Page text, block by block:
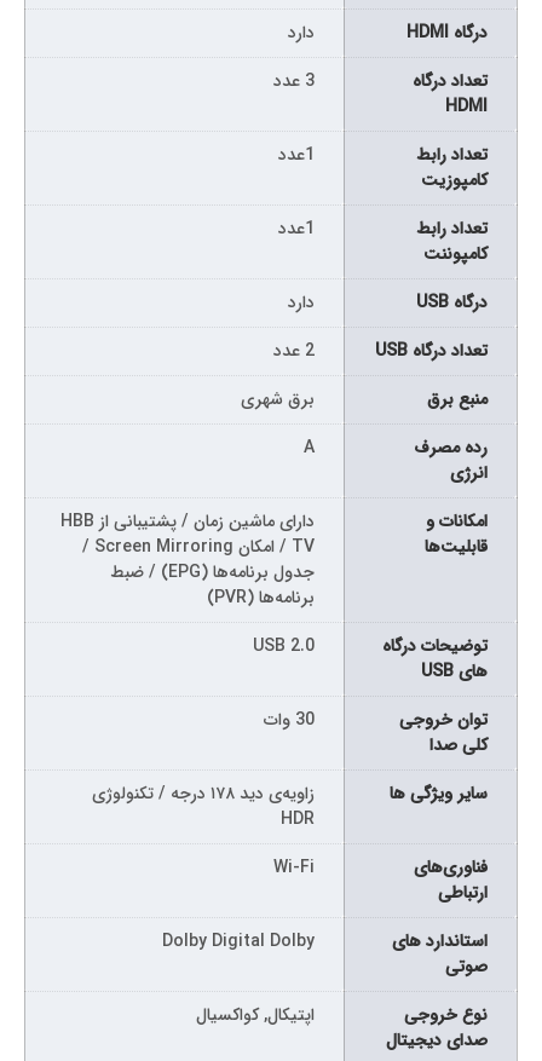
درگاه HDMI
دارد
تعداد درگاه
HDMI
3 عدد
تعداد رابط
کامپوزیت
1عدد
تعداد رابط
کامپوننت
1عدد
درگاه USB
دارد
تعداد درگاه USB
2 عدد
منبع برق
برق شهری
رده مصرف
انرژی
A
امکانات و
قابلیت‌ها
دارای ماشین زمان / پشتیبانی از HBB
TV / امکان Screen Mirroring /
جدول برنامه‌ها (EPG) / ضبط
برنامه‌ها (PVR)
توضیحات درگاه
های USB
USB 2.0
توان خروجی
کلی صدا
30 وات
سایر ویژگی ها
زاویه‌ی دید ۱۷۸ درجه / تکنولوژی
HDR
فناوری‌های
ارتباطی
Wi-Fi
استاندارد های
صوتی
Dolby Digital Dolby
نوع خروجی
صدای دیجیتال
اپتیکال, کواکسیال